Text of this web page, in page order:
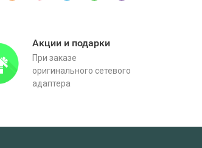
Акции и подарки
При заказе
оригинального сетевого
адаптера